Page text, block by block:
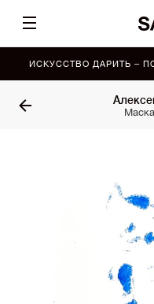
ИСКУССТВО ДАРИТЬ –